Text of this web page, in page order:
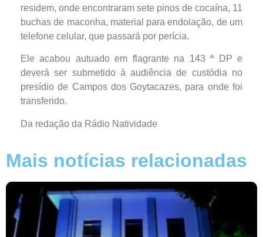
residem, onde encontraram sete pinos de cocaína, 11
buchas de maconha, material para endolação, de um
telefone celular, que passará por perícia.
Ele acabou autuado em flagrante na 143 ª DP e
deverá ser submetido à audiência de custódia no
presídio de Campos dos Goytacazes, para onde foi
transferido.
Da redação da Rádio Natividade
Mais notícias relacionadas